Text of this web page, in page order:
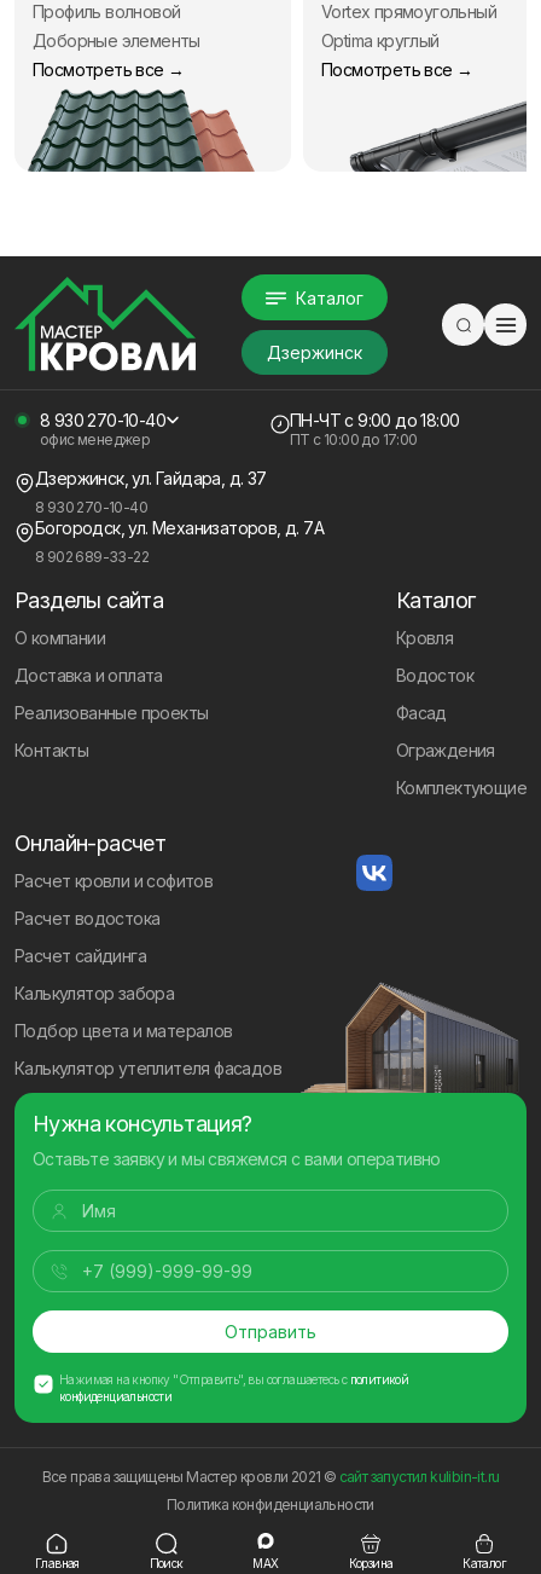
Профиль волновой
Доборные элементы
Посмотреть все →
Vortex прямоугольный
Optima круглый
Посмотреть все →
Каталог
Дзержинск
8 930 270-10-40
офис менеджер
ПН-ЧТс 9:00 до 18:00
ПТ с 10:00 до 17:00
Дзержинск, ул. Гайдара, д. 37
8 930 270-10-40
Богородск, ул. Механизаторов, д. 7А
8 902 689-33-22
Разделы сайта
О компании
Доставка и оплата
Реализованные проекты
Контакты
Каталог
Кровля
Водосток
Фасад
Ограждения
Комплектующие
Онлайн-расчет
Расчет кровли и софитов
Расчет водостока
Расчет сайдинга
Калькулятор забора
Подбор цвета и матералов
Калькулятор утеплителя фасадов
Нужна консультация?
Оставьте заявку и мы свяжемся с вами оперативно
Отправить
Нажимая на кнопку "Отправить", вы соглашаетесь с политикой
конфиденциальности
Все права защищены Мастер кровли 2021 © сайт запустил kulibin-it.ru
Политика конфиденциальности
Главная Поиск MAX Корзина Каталог